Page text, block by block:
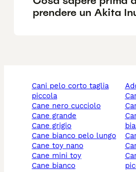
prendere un Akita
cani pelo corto taglia
piccola
cane nero cucciolo
cane grande
cane grigio
cane bianco pelo lungo
cane toy nano
cane mini toy
cane bianco
cane piccola taglia
cane pelo lungo